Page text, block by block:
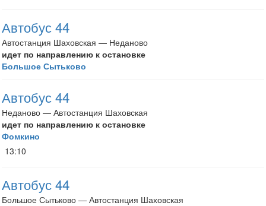
Автобус 44
Автостанция Шаховская — Неданово
идет по направлению к остановке
Большое Сытьково
Автобус 44
Неданово — Автостанция Шаховская
идет по направлению к остановке
Фомкино
13:10
Автобус 44
Большое Сытьково — Автостанция Шаховская